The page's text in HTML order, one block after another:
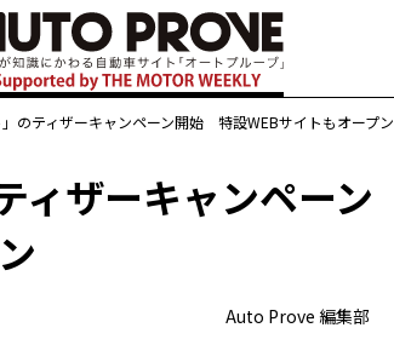
」のティザーキャンペーン開始 特設WEBサイトもオープン
ィザーキャンペーン
Auto Prove 編集部